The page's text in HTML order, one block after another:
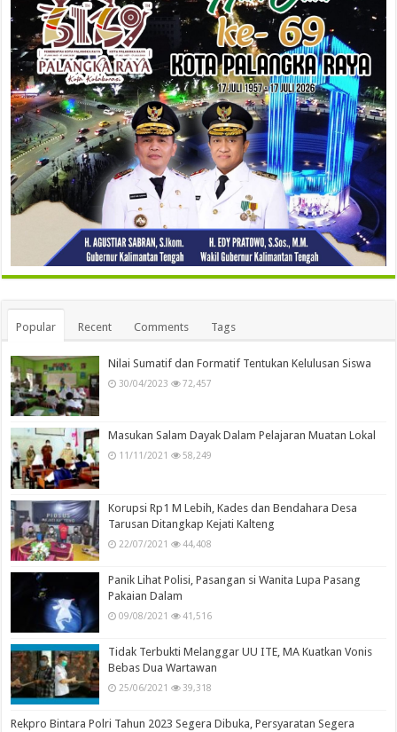
Popular Recent Comments Tags
Nilai Sumatif dan Formatif Tentukan Kelulusan Siswa
30/04/2023 72,457
Masukan Salam Dayak Dalam Pelajaran Muatan Lokal
11/11/2021 58,249
Korupsi Rp1 M Lebih, Kades dan Bendahara Desa
Tarusan Ditangkap Kejati Kalteng
22/07/2021 44,408
Panik Lihat Polisi, Pasangan si Wanita Lupa Pasang
Pakaian Dalam
09/08/2021 41,516
Tidak Terbukti Melanggar UU ITE, MA Kuatkan Vonis
Bebas Dua Wartawan
25/06/2021 39,318
Rekpro Bintara Polri Tahun 2023 Segera Dibuka, Persyaratan Segera